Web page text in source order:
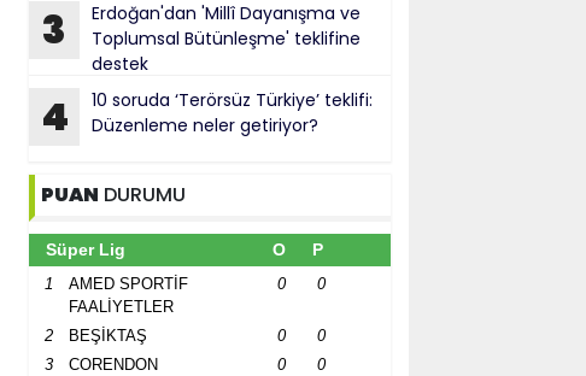
3
Erdoğan'dan 'Millî Dayanışma ve
Toplumsal Bütünleşme' teklifine
destek
4
10 soruda ‘Terörsüz Türkiye’ teklifi:
Düzenleme neler getiriyor?
PUAN DURUMU
Süper Lig O P
1
AMED SPORTİF
FAALİYETLER
0 0
2 BEŞİKTAŞ 0
0
3
CORENDON
0 0